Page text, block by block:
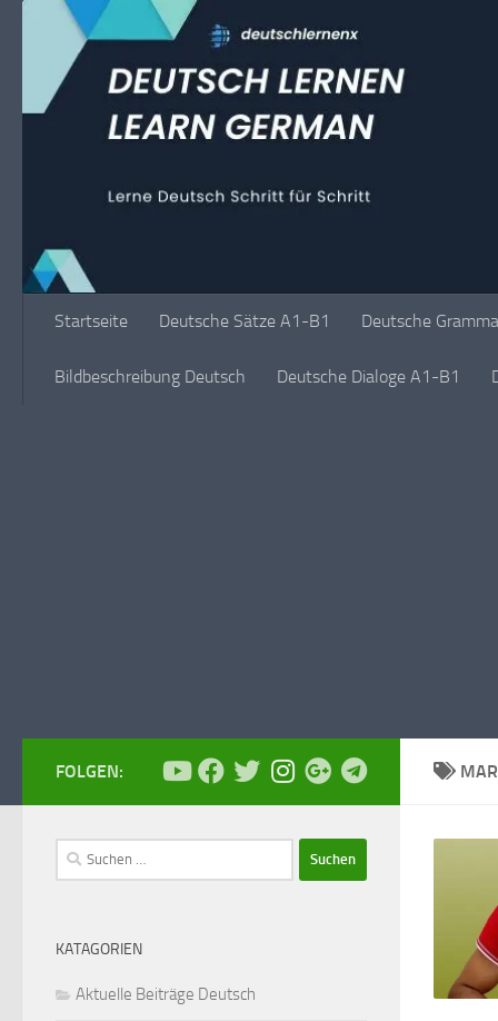
Unter dem Inhalt
Startseite Deutsche Sätze A1-B1 Deutsche
Bildbeschreibung Deutsch Deutsche Dialoge A1-B1
FOLGEN:
Suchen
nach:
KATAGORIEN
Aktuelle Beiträge Deutsch